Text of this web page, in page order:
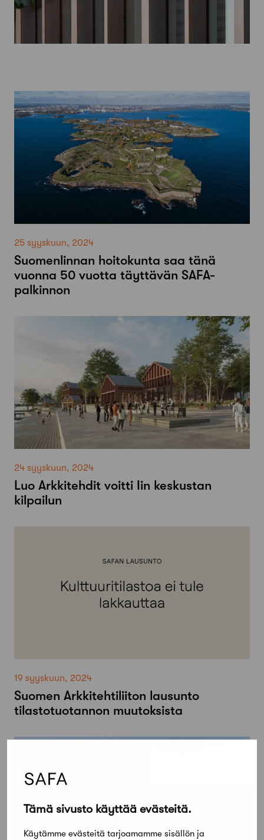
Tämä sivusto käyttää evästeitä.
Käytämme evästeitä tarjoamamme sisällön ja
25 syyskuun, 2024
Suomenlinnan hoitokunta saa tänä
vuonna 50 vuotta täyttävän SAFA-
palkinnon
24 syyskuun, 2024
Luo Arkkitehdit voitti Iin keskustan
kilpailun
19 syyskuun, 2024
Suomen Arkkitehtiliiton lausunto
tilastotuotannon muutoksista